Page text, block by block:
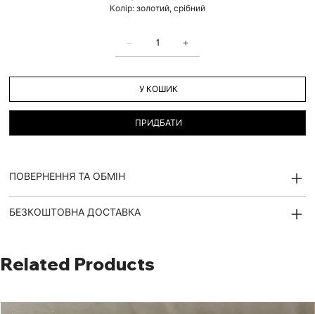
Колір: золотий, срібний
У КОШИК
ПРИДБАТИ
ПОВЕРНЕННЯ ТА ОБМІН
БЕЗКОШТОВНА ДОСТАВКА
Related Products